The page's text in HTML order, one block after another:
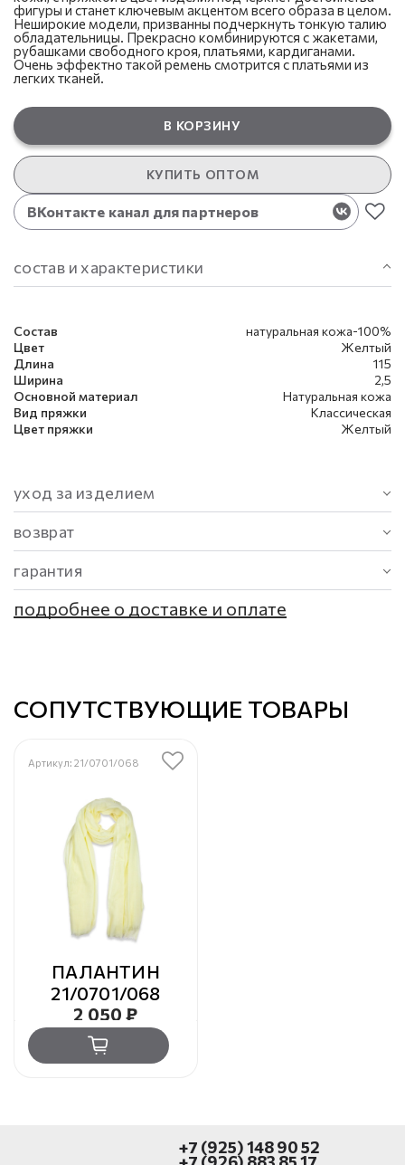
фигуры и станет ключевым акцентом всего образа в целом.
Неширокие модели, призванны подчеркнуть тонкую талию
обладательницы. Прекрасно комбинируются с жакетами,
рубашками свободного кроя, платьями, кардиганами.
Очень эффектно такой ремень смотрится с платьями из
легких тканей.
В КОРЗИНУ
КУПИТЬ ОПТОМ
ВКонтакте канал для партнеров
состав и характеристики
Состав
натуральная кожа-100%
Цвет
Желтый
Длина
115
Ширина
2,5
Основной материал
Натуральная кожа
Вид пряжки
Классическая
Цвет пряжки
Желтый
уход за изделием
возврат
гарантия
подробнее о доставке и оплате
СОПУТСТВУЮЩИЕ ТОВАРЫ
Артикул: 21/0701/068
ПАЛАНТИН
21/0701/068
2 050 ₽
+7 (925) 148 90 52